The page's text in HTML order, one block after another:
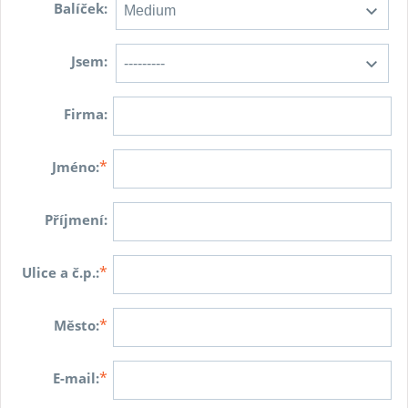
Balíček:
Jsem:
Firma:
Jméno:*
Příjmení:
Ulice a č.p.:*
Město:*
E-mail:*